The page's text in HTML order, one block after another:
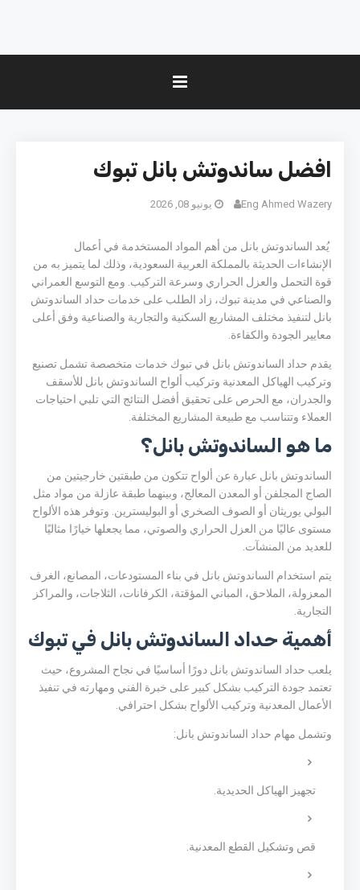
افضل ساندوتش بانل تبوك
Eng Ahmed Wazery يونيو 08, 2026
يُعد الساندوتش بانل من أهم المواد المستخدمة في أعمال
الإنشاءات الحديثة بالمملكة العربية السعودية، وذلك لما يتميز به من
قوة التحمل والعزل الحراري وسرعة التركيب. ومع التوسع العمراني
والصناعي في مدينة تبوك، زاد الطلب على خدمات حداد الساندوتش
بانل لتنفيذ مختلف المشاريع السكنية والتجارية والصناعية وفق أعلى
معايير الجودة والكفاءة.
يقدم حداد الساندوتش بانل في تبوك خدمات متخصصة تشمل تصنيع
وتركيب الهياكل المعدنية وتركيب ألواح الساندوتش بانل للأسقف
والجدران، مع الحرص على تحقيق أفضل النتائج التي تلبي احتياجات
العملاء وتتناسب مع طبيعة المشاريع المختلفة.
ما هو الساندوتش بانل؟
الساندوتش بانل عبارة عن ألواح تتكون من طبقتين خارجيتين من
الصاج المجلفن أو المعدن المعالج، وبينهما طبقة عازلة من مواد مثل
البولي يوريثان أو الصوف الصخري أو البوليسترين. وتوفر هذه الألواح
مستوى عاليًا من العزل الحراري والصوتي، مما يجعلها خيارًا مثاليًا
للعديد من المنشآت.
يتم استخدام الساندوتش بانل في بناء المستودعات، المصانع، الغرف
المعزولة، الملاحق، المباني المؤقتة، الكرفانات، الثلاجات، والمراكز
التجارية.
أهمية حداد الساندوتش بانل في تبوك
يلعب حداد الساندوتش بانل دورًا أساسيًا في نجاح المشروع، حيث
تعتمد جودة التركيب بشكل كبير على خبرة الفني ومهارته في تنفيذ
الأعمال المعدنية وتركيب الألواح بشكل احترافي.
وتشمل مهام حداد الساندوتش بانل:
تجهيز الهياكل الحديدية.
قص وتشكيل القطع المعدنية.